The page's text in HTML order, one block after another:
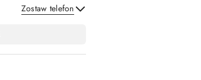
Zostaw telefon